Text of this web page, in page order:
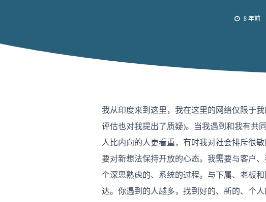
8 年前
我从印度来到这里，我在这里的网络仅限于
评估也对我提出了质疑)。当我遇到和我有共
人比内向的人更看重，有时我对社会排斥很
要对新想法保持开放的心态。我需要与客户
个深思熟虑的、系统的过程。与下属、老板
达。你遇到的人越多，找到好的、新的、个